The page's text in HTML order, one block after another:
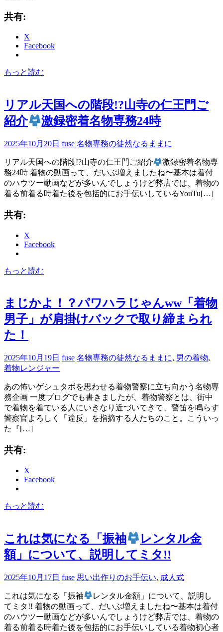
共有:
X
Facebook
もっと読む
リアル天国への階段!?山寺の仁王門ご
紹介
激録密着名物専務24時
2025年10月20日 fuse 名物専務の徒然なるままに
リアル天国への階段!?山寺の仁王門ご紹介
激録密着名物専
務24時 着物の動画って、だいぶ増えましたね〜基本は着付
のハウツー動画などが多いんでしょうけど弊店では、着物の
着る前着る時着た後を包括的にお手伝いしているYouTu[…]
共有:
X
Facebook
もっと読む
まじかよ！？パワハラじゃんww「着物
男子」が肩掛けバックで取り締まられ
た！
2025年10月19日 fuse 名物専務の徒然なるままに, 男の着物,
着物レンジャー
あの怖いゲシュタボを思わせる着物警察に立ち向かう名物専
務企画 一度ブログでも書きましたが、着物警察とは、街中
で着物を着ている人にいきなり近づいてきて、警笛を鳴らす
警察官よろしく「違反」を指摘する人たちのこと。こういっ
た『[…]
共有:
X
Facebook
もっと読む
これは気になる「振袖
レンタル金
額」について、説明してミタ!!
2025年10月17日 fuse 思い出作りのお手伝い, 成人式
これは気になる「振袖
レンタル金額」について、説明し
てミタ!! 着物の動画って、だいぶ増えましたね〜基本は着付
のハウツー動画などが多いんでしょうけど弊店では、着物の
着る前着る時着た後を包括的にお手伝いしている着物初心者